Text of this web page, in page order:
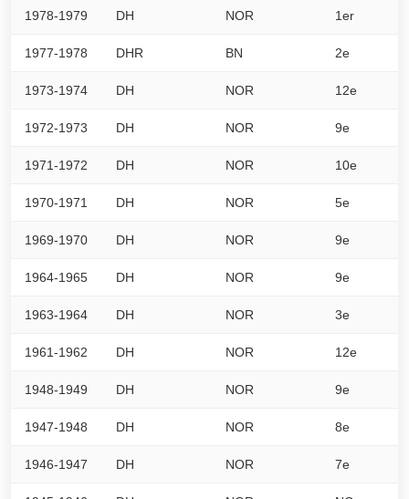
1978-1979 DH NOR 1er
1977-1978 DHR BN 2e
1973-1974 DH NOR 12e
1972-1973 DH NOR 9e
1971-1972 DH NOR 10e
1970-1971 DH NOR 5e
1969-1970 DH NOR 9e
1964-1965 DH NOR 9e
1963-1964 DH NOR 3e
1961-1962 DH NOR 12e
1948-1949 DH NOR 9e
1947-1948 DH NOR 8e
1946-1947 DH NOR 7e